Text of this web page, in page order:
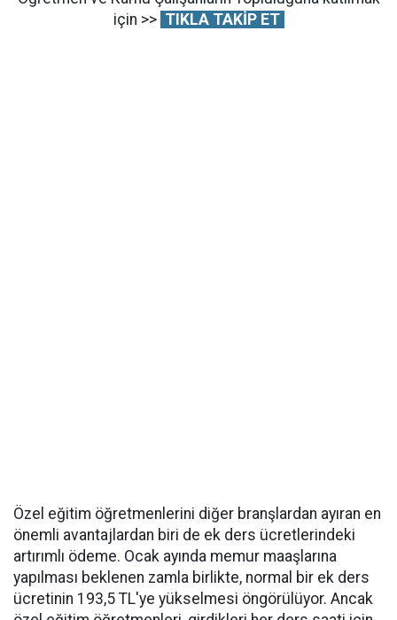
için >> TIKLA TAKİP ET
Özel eğitim öğretmenlerini diğer branşlardan ayıran en
önemli avantajlardan biri de ek ders ücretlerindeki
artırımlı ödeme. Ocak ayında memur maaşlarına
yapılması beklenen zamla birlikte, normal bir ek ders
ücretinin 193,5 TL'ye yükselmesi öngörülüyor. Ancak